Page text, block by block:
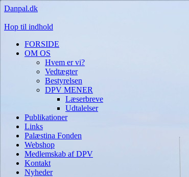
Danpal.dk
Hop til indhold
FORSIDE
OM OS
Hvem er vi?
Vedtægter
Bestyrelsen
DPV MENER
Læserbreve
Udtalelser
Publikationer
Links
Palæstina Fonden
Webshop
Medlemskab af DPV
Kontakt
Nyheder